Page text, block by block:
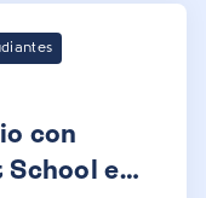
con
en